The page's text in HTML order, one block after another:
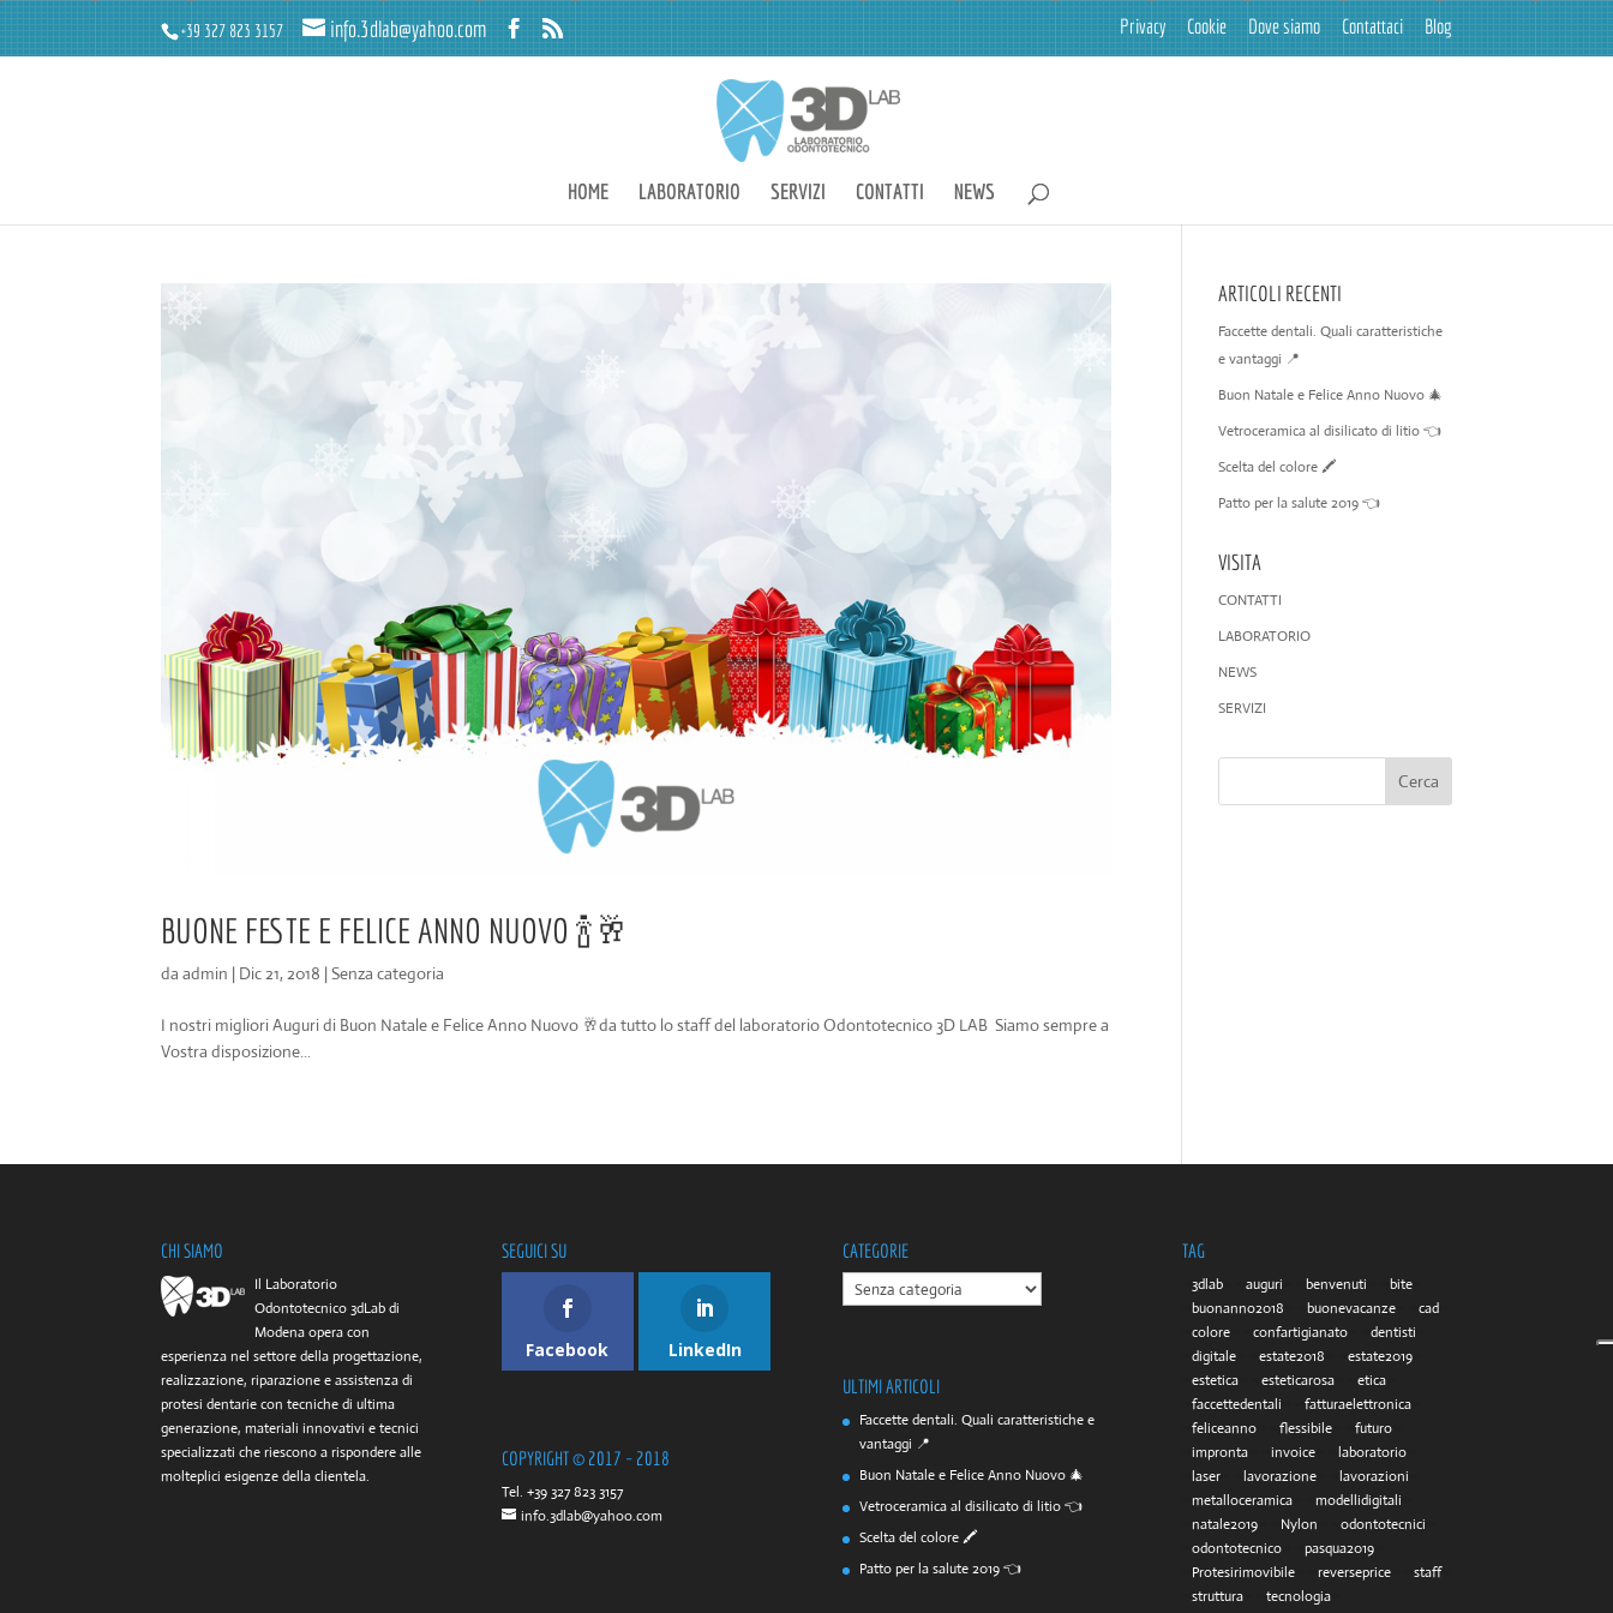
+39 327 823 3157 info.3dlab@yahoo.com Privacy Cookie Dove siamo Contattaci Blog
HOME LABORATORIO SERVIZI CONTATTI NEWS
BUONE FESTE E FELICE ANNO NUOVO 🍾🥂
daadmin | Dic 21, 2018 |Senza categoria
I nostri migliori Auguri di Buon Natale e Felice Anno Nuovo 🥂da tutto lo staff del laboratorio Odontotecnico 3D LAB Siamo sempre a
Vostra disposizione...
ARTICOLI RECENTI
Faccette dentali. Quali caratteristiche
e vantaggi 📍
Buon Natale e Felice Anno Nuovo 🎄
Vetroceramica al disilicato di litio 👈
Scelta del colore 🖍️
Patto per la salute 2019 👈
VISITA
CONTATTI
LABORATORIO
NEWS
SERVIZI
CHI SIAMO
Il Laboratorio
Odontotecnico 3dLab di
Modena opera con
esperienza nel settore della progettazione,
realizzazione, riparazione e assistenza di
protesi dentarie con tecniche di ultima
generazione, materiali innovativi e tecnici
specializzati che riescono a rispondere alle
molteplici esigenze della clientela.
SEGUICI SU
Facebook LinkedIn
COPYRIGHT © 2017 – 2018
Tel. +39 327 823 3157
info.3dlab@yahoo.com
CATEGORIE
CATEGORIE
ULTIMI ARTICOLI
Faccette dentali. Quali caratteristiche e
vantaggi 📍
Buon Natale e Felice Anno Nuovo 🎄
Vetroceramica al disilicato di litio 👈
Scelta del colore 🖍️
Patto per la salute 2019 👈
TAG
3dlab auguri benvenuti
bite
buonanno2018
buonevacanze
cad
colore
confartigianato
dentisti
digitale
estate2018
estate2019
estetica
esteticarosa
etica
faccettedentali
fatturaelettronica
feliceanno
flessibile
futuro
impronta
invoice
laboratorio
laser
lavorazione
lavorazioni
metalloceramica
modellidigitali
natale2019
Nylon
odontotecnici
odontotecnico
pasqua2019
Protesirimovibile
reverseprice
staff
struttura
tecnologia